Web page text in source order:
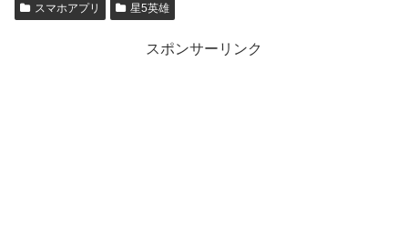
スマホアプリ
星5英雄
スポンサーリンク